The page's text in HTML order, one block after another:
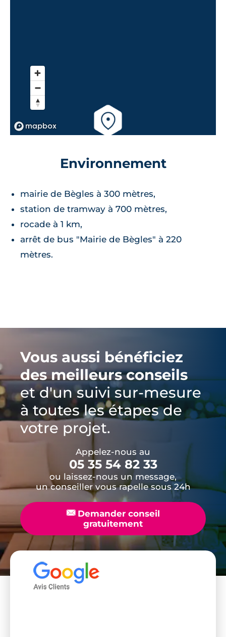
Environnement
mairie de Bègles à 300 mètres,
station de tramway à 700 mètres,
rocade à 1 km,
arrêt de bus "Mairie de Bègles" à 220
mètres.
Vous aussi bénéficiez
des meilleurs conseils
et d'un suivi sur-mesure
à toutes les étapes de
votre projet.
Appelez-nous au
05 35 54 82 33
ou laissez-nous un message,
un conseiller vous rapelle sous 24h
📧Demander conseil
gratuitement